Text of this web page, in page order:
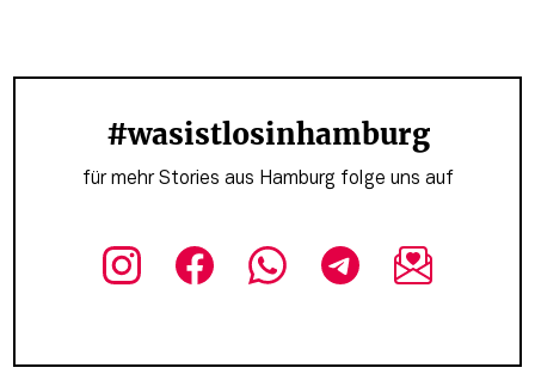
#wasistlosinhamburg
für mehr Stories aus Hamburg folge uns auf